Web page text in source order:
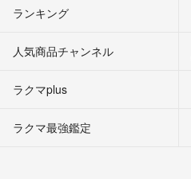
ランキング
人気商品チャンネル
ラクマplus
ラクマ最強鑑定